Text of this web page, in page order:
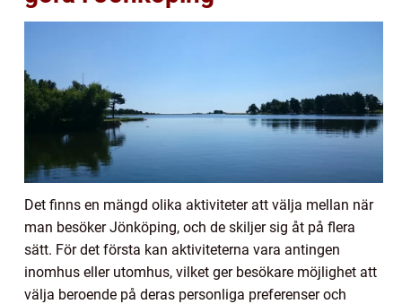
Det finns en mängd olika aktiviteter att välja mellan när
man besöker Jönköping, och de skiljer sig åt på flera
sätt. För det första kan aktiviteterna vara antingen
inomhus eller utomhus, vilket ger besökare möjlighet att
välja beroende på deras personliga preferenser och